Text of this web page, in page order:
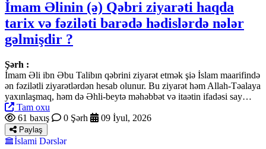
İmam Əlinin (ə) Qəbri ziyarəti haqda
tarix və fəziləti barədə hədislərdə nələr
gəlmişdir ?
Şərh :
İmam Əli ibn Əbu Talibın qəbrini ziyarət etmək şiə İslam maarifində
ən fəzilətli ziyarətlərdən hesab olunur. Bu ziyarət həm Allah-Təalaya
yaxınlaşmaq, həm də Əhli-beytə məhəbbət və itaətin ifadəsi say…
Tam oxu
61 baxış
0 Şərh 09 İyul, 2026
Paylaş
İslami Dərslər